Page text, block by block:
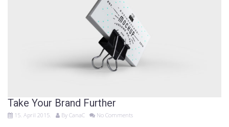
Take Your Brand Further
15. April 2015. By CanaC No Comments